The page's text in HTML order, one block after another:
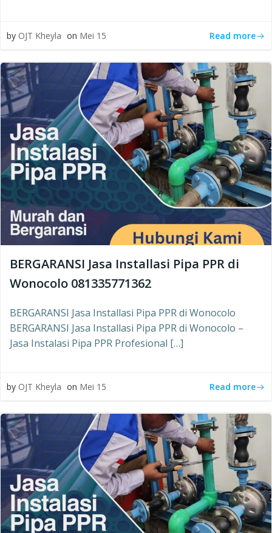
by OJT Kheyla on Mei 15 Read more
BERGARANSI Jasa Installasi Pipa PPR di
Wonocolo 081335771362
BERGARANSI Jasa Installasi Pipa PPR di Wonocolo
BERGARANSI Jasa Installasi Pipa PPR di Wonocolo –
Jasa Instalasi Pipa PPR Profesional […]
by OJT Kheyla on Mei 15 Read more